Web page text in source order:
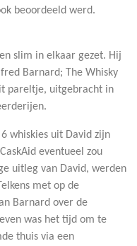
beoordeeld werd.
slim in elkaar gezet. Hij
Barnard; The Whisky
pareltje, uitgebracht in
whiskies uit David zijn
eventueel zou
uitleg van David, werden
met op de
Barnard over de
was het tijd om te
thuis via een